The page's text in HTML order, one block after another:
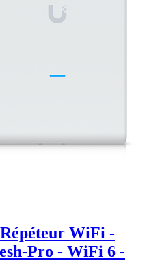
WiFi -
Pro - WiFi 6 -